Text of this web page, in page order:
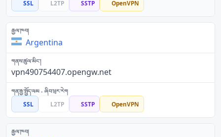
SSL L2TP SSTP OpenVPN
Argentina
vpn490754407.opengw.net
SSL L2TP SSTP OpenVPN